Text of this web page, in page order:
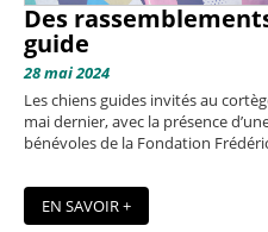
Des
guide
28 mai 2024
Les chiens guides invités au
mai dernier, avec la présence
bénévoles de la Fondation
EN SAVOIR +